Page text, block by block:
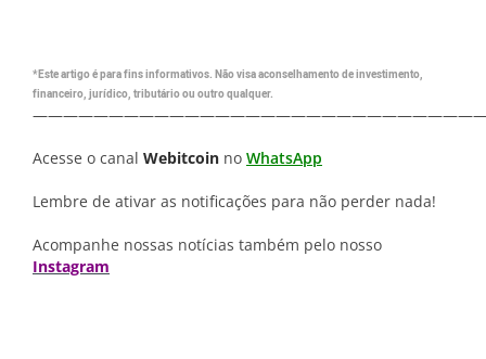
*Este artigo é para fins informativos. Não visa aconselhamento de investimento,
financeiro, jurídico, tributário ou outro qualquer.
Acesse o canal Webitcoin no WhatsApp
Lembre de ativar as notificações para não perder nada!
Acompanhe nossas notícias também pelo nosso
Instagram